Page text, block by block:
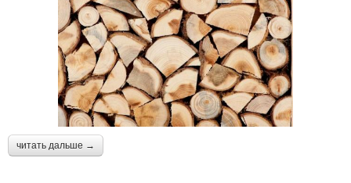
читать дальше →